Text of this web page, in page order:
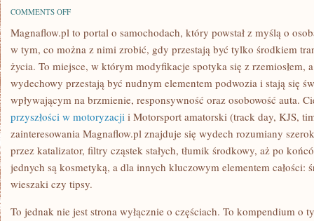
COMMENTS OFFON
I
LAKIERU
Magnaflow.pl to portal o samochodach, który powstał z myślą o
w tym, co można z nimi zrobić, gdy przestają być tylko środkiem
życia. To miejsce, w którym modyfikacje spotyka się z rzemiosłem,
wydechowy przestają być nudnym elementem podwozia i stają się
wpływającym na brzmienie, responsywność oraz osobowość auta.
przyszłości w motoryzacji i Motorsport amatorski (track day, KJS,
zainteresowania Magnaflow.pl znajduje się wydech rozumiany
przez katalizator, filtry cząstek stałych, tłumik środkowy, aż po
jednych są kosmetyką, a dla innych kluczowym elementem całości:
wieszaki czy tipsy.
To jednak nie jest strona wyłącznie o częściach. To kompendium o